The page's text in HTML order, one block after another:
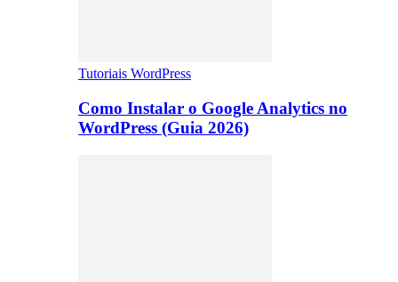
Tutoriais WordPress
Como Instalar o Google Analytics no
WordPress (Guia 2026)